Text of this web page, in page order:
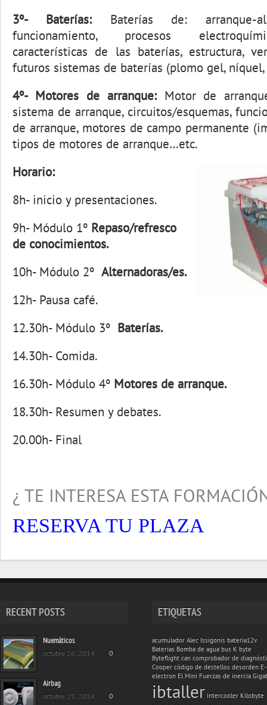
3º- Baterías:Baterías de: arranque-
funcionamiento, procesos
características de las baterías, estructura,
futuros sistemas de baterías (plomo gel,
4º- Motores de arranque:Motor de
sistema de arranque, circuitos/esquemas,
de arranque, motores de campo permanente
tipos de motores de arranque…etc.
Horario:
8h- inicio y presentaciones.
9h- Módulo 1º Repaso/refresco
de conocimientos.
10h- Módulo 2º Alternadoras/es.
12h- Pausa café.
12.30h- Módulo 3º Baterías.
14.30h- Comida.
16.30h- Módulo 4º Motores de arranque.
18.30h- Resumen y debates.
20.00h- Final
¿ TE INTERESA ESTA
RESERVA TU PLAZA
RECENT POSTS
Nuemáticos
octubre 26, 2014 0
Airbag
octubre 25, 2014 0
ETIQUETAS
acumulador Alec Issigonis bateria12v
Baterias Bomba de agua bus K byte
Byteflight can comprobador de
Cooper código de destellos desorden
electron El Mini Fuerzas de inercia
ibtaller intercooler Kilobyte